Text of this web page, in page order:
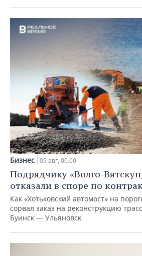
Бизнес 05 авг, 00:00
Подрядчику «Волго-
отказали в споре по
Как «Хотьковский автомост» на
сорвал заказ на реконструкцию
Буинск — Ульяновск